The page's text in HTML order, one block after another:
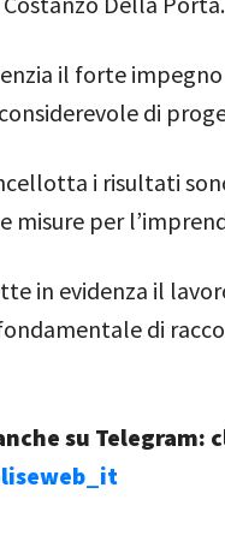
il forte
di
i risultati
misure per
in evidenza il
di
su